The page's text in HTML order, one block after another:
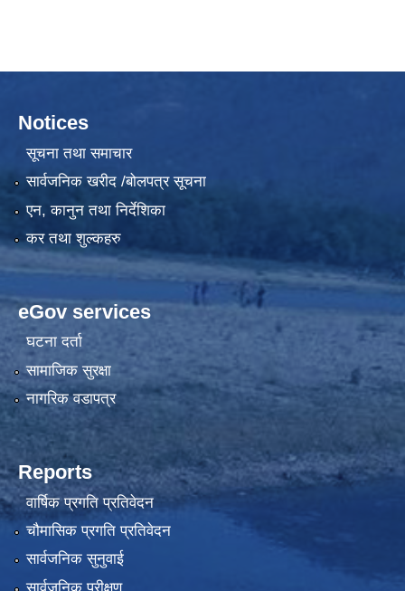
Notices
सूचना तथा समाचार
सार्वजनिक खरीद /बोलपत्र सूचना
एन, कानुन तथा निर्देशिका
कर तथा शुल्कहरु
eGov services
घटना दर्ता
सामाजिक सुरक्षा
नागरिक वडापत्र
Reports
वार्षिक प्रगति प्रतिवेदन
चौमासिक प्रगति प्रतिवेदन
सार्वजनिक सुनुवाई
सार्वजनिक परीक्षण